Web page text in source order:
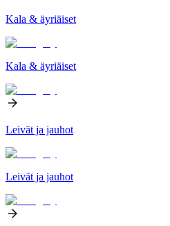
Kala & äyriäiset
Kala & äyriäiset
Leivät ja jauhot
Leivät ja jauhot